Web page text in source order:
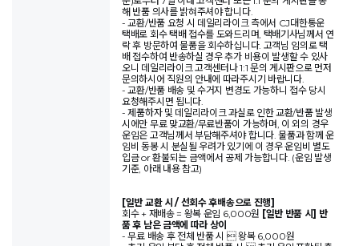
해 반품 의사를 밝혀주셔야 합니다.
- 교환/반품 요청 시 데일리라이크 측에서 CJ대한통운
택배로 회수 택배 접수를 도와드리며, 택배기사님께서 연
락 후 방문하여 물품을 회수하십니다. 고객님 임의로 택
배 접수하여 반송하실 경우 추가 비용이 발생할 수 있사
오니 데일리라이크 고객센터나 1:1 문의 게시판으로 먼저
문의하시어 직원의 안내에 따라주시기 바랍니다.
- 교환/반품 배송 및 수거지 변경도 가능하니 접수 당시
요청해주시면 됩니다.
- 제품하자 및 데일리라이크 과실로 인한 교환/반품 발생
시에만 무료 맞교환/무료반품이 가능하며, 이 외의 경우
운임은 고객님께서 부담해주셔야 합니다. 물품과 함께 운
임비 동봉 시 분실될 우려가 있기에 이 경우 운임비 별도
입금 or 환불되는 금액에서 공제 가능합니다. (운임 발생
기준, 아래 내용 참고)
[일반 교환 시 / 선회수 후배송으로 진행]
회수 + 재배송 = 왕복 운임 6,000원 [일반 반품 시] 반
품 후 남은 금액에 따라 상이
- 무료 배송 후 전체 반품 시  왕복 6,000원